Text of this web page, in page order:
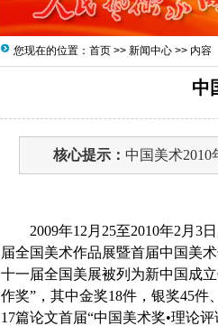
您现在的位置： 首页 >> 新闻中心 >> 内容
中
核心提示： 中国美术2010
2009年12 月 25至2010年2 月 3日
届全国美术作品展暨首届中国美
十一届全国美展被列为新中国成立
作奖”，其中金奖18件，银奖45件
17篇论文首届“中国美术奖•理论